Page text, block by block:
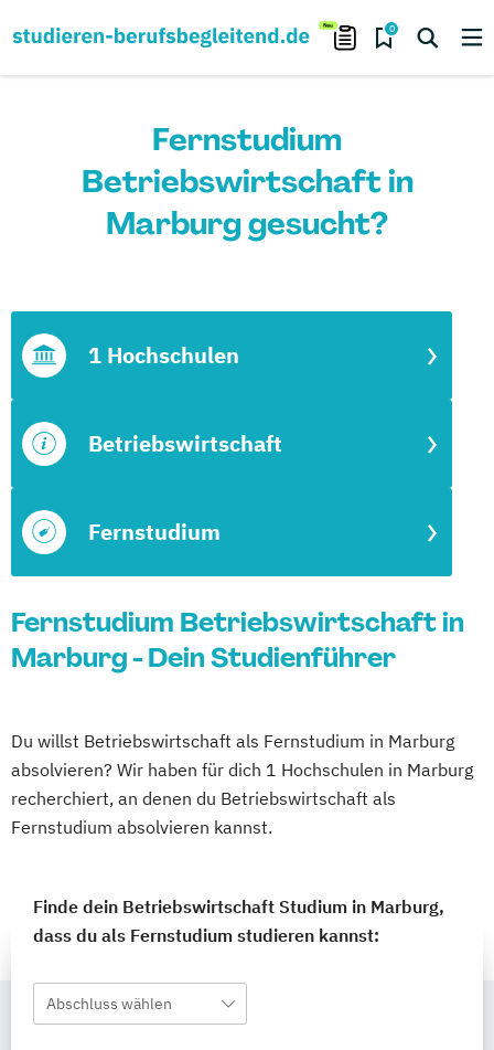
0
Fernstudium
Betriebswirtschaft in
Marburg gesucht?
Fernstudium
Betriebswirtschaft
1 Hochschulen
Fernstudium Betriebswirtschaft in
Marburg - Dein Studienführer
Du willst Betriebswirtschaft als Fernstudium in Marburg
absolvieren? Wir haben für dich 1 Hochschulen in Marburg
recherchiert, an denen du Betriebswirtschaft als
Fernstudium absolvieren kannst.
Finde dein Betriebswirtschaft Studium in Marburg,
dass du als Fernstudium studieren kannst:
Abschluss wählen